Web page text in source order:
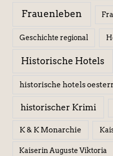
Frauenleben
Geschichte regional
Historische Hotels
historische hotels
historischer Krimi
K & K Monarchie
Kaiserin Auguste Viktoria